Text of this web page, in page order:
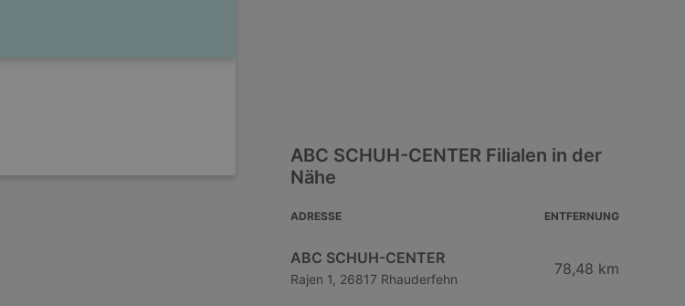
ABC SCHUH-CENTER Filialen in der
Nähe
ADRESSE ENTFERNUNG
ABC SCHUH-CENTER
Rajen 1, 26817 Rhauderfehn
78,48 km